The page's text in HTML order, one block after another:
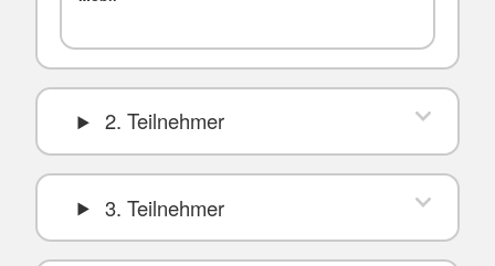
2. Teilnehmer
3. Teilnehmer